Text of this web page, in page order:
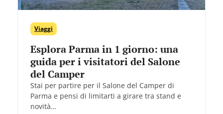
Viaggi
Esplora Parma in 1 giorno: una
guida per i visitatori del Salone
del Camper
Stai per partire per il Salone del Camper di
Parma e pensi di limitarti a girare tra stand e
novità…